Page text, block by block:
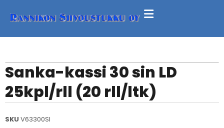
Sanka-kassi 30 sin LD
25kpl/rll (20 rll/ltk)
SKU V63300SI